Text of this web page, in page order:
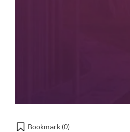
Bookmark (0)